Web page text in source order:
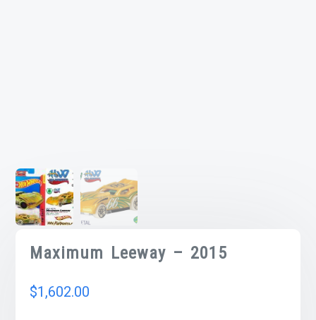
Maximum Leeway – 2015
$1,602.00